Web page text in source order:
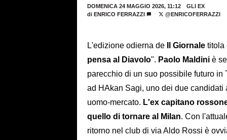
DOMENICA 24 MAGGIO 2026, 11:12
GLI EX
di ENRICO FERRAZZI @ENRICOFERRAZZI
L'edizione odierna de Il Giornale titola
pensa al Diavolo". Paolo Maldini è
parecchio di un suo possibile futuro in
ad HAkan Sagi, uno dei due candidati
uomo-mercato. L'ex capitano
quello di tornare al Milan. Con
ritorno nel club di via Aldo Rossi è